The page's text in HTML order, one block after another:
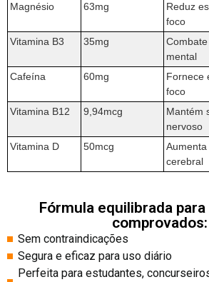
Magnésio 63mg
Reduz
foco
Vitamina B3
35mg
mental
Cafeína
60mg
Fornece
foco
Vitamina B12
9,94mcg
Mantém
nervoso
Vitamina D
50mcg
cerebral
Fórmula equilibrada
comprovados:
Sem contraindicações
Segura e eficaz para uso diário
Perfeita para estudantes,